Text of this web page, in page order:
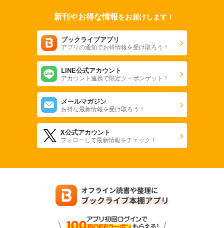
新刊やお得な情報をお届けします！
ブックライブアプリ
アプリの通知でお得情報を受け取ろう！
LINE公式アカウント
アカウント連携で限定クーポンゲット！
メールマガジン
お得な最新情報を受け取ろう！
X公式アカウント
フォローして最新情報をチェック！